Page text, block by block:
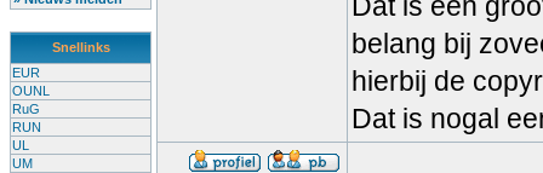
Snellinks
EUR
OUNL
RuG
RUN
UL
UM
belang bij
hierbij de
Dat is nogal